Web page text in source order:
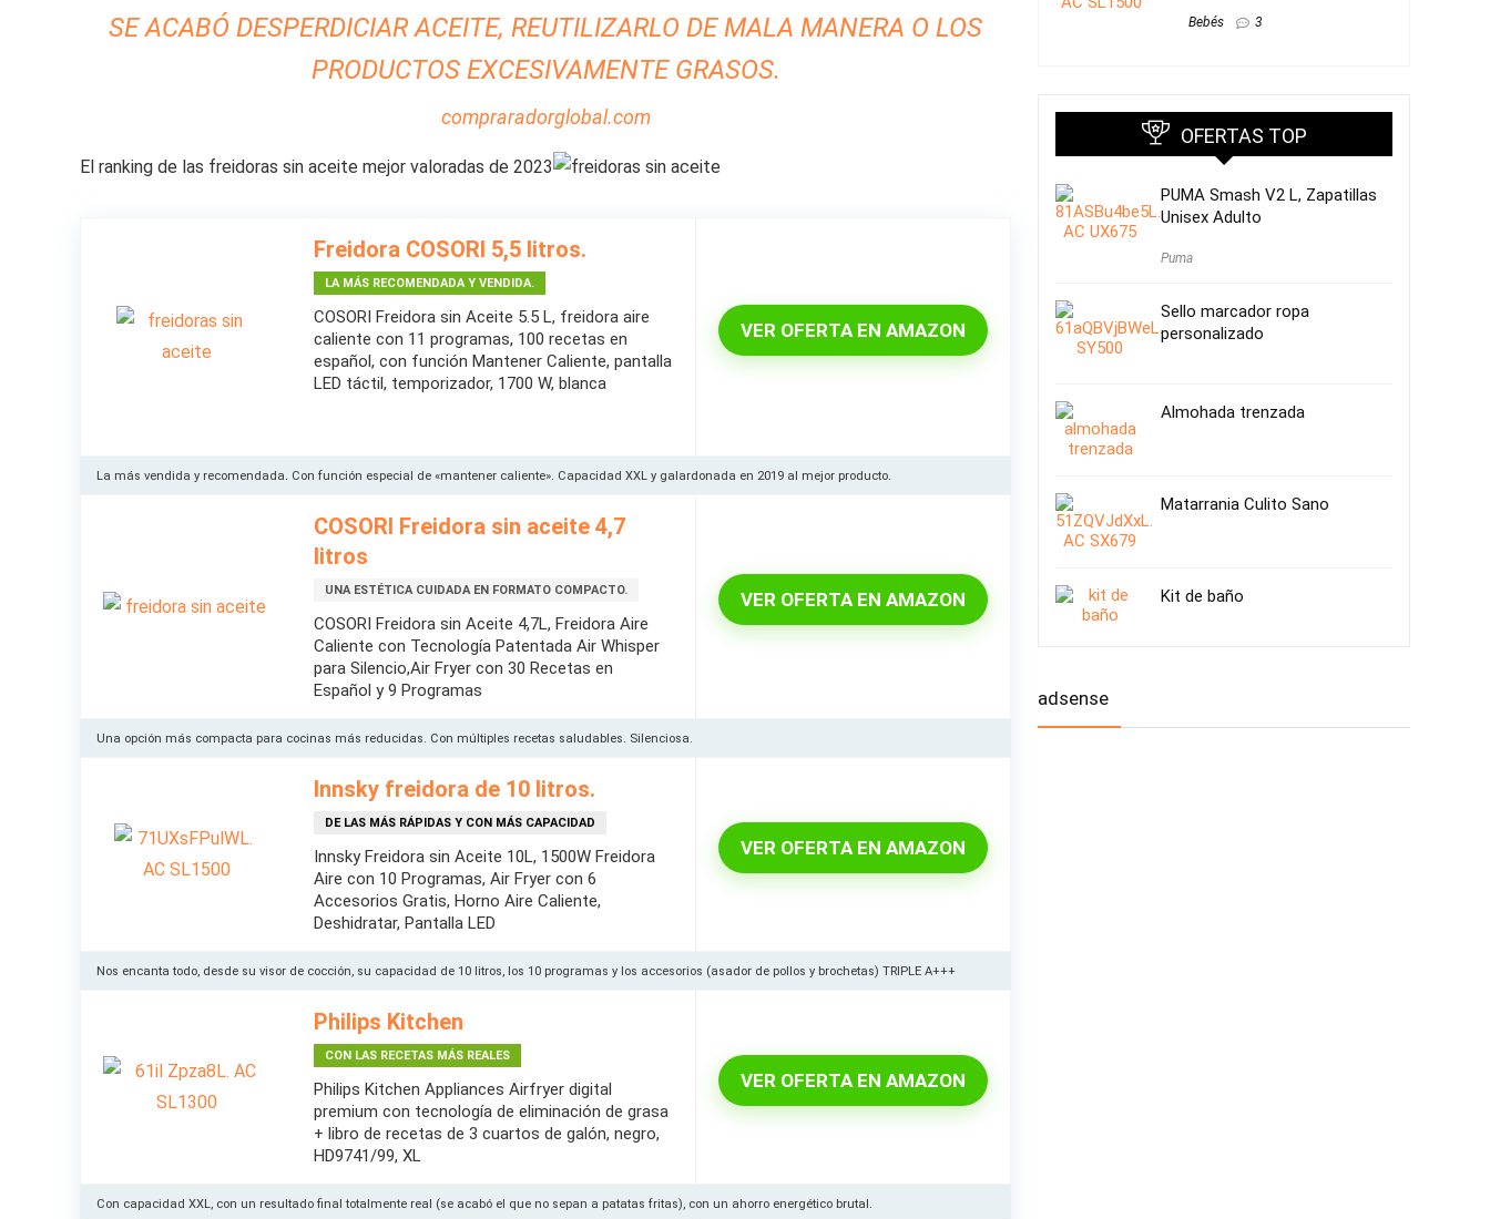
SE ACABÓ DESPERDICIAR ACEITE, REUTILIZARLO DE MALA MANERA O LOS
PRODUCTOS EXCESIVAMENTE GRASOS.
compraradorglobal.com
El ranking de las freidoras sin aceite mejor valoradas de 2023
Freidora COSORI 5,5 litros.
LA MÁS RECOMENDADA Y VENDIDA.
COSORI Freidora sin Aceite 5.5 L, freidora aire
caliente con 11 programas, 100 recetas en
español, con función Mantener Caliente, pantalla
LED táctil, temporizador, 1700 W, blanca
VER OFERTA EN AMAZON
La más vendida y recomendada. Con función especial de «mantener caliente». Capacidad XXL y galardonada en 2019 al mejor producto.
COSORI Freidora sin aceite 4,7
litros
UNA ESTÉTICA CUIDADA EN FORMATO COMPACTO.
COSORI Freidora sin Aceite 4,7L, Freidora Aire
Caliente con Tecnología Patentada Air Whisper
para Silencio,Air Fryer con 30 Recetas en
Español y 9 Programas
VER OFERTA EN AMAZON
Una opción más compacta para cocinas más reducidas. Con múltiples recetas saludables. Silenciosa.
Innsky freidora de 10 litros.
DE LAS MÁS RÁPIDAS Y CON MÁS CAPACIDAD
Innsky Freidora sin Aceite 10L, 1500W Freidora
Aire con 10 Programas, Air Fryer con 6
Accesorios Gratis, Horno Aire Caliente,
Deshidratar, Pantalla LED
VER OFERTA EN AMAZON
Nos encanta todo, desde su visor de cocción, su capacidad de 10 litros, los 10 programas y los accesorios (asador de pollos y brochetas) TRIPLE A+++
Philips Kitchen
CON LAS RECETAS MÁS REALES
Philips Kitchen Appliances Airfryer digital
premium con tecnología de eliminación de grasa
+ libro de recetas de 3 cuartos de galón, negro,
HD9741/99, XL
VER OFERTA EN AMAZON
Con capacidad XXL, con un resultado final totalmente real (se acabó el que no sepan a patatas fritas), con un ahorro energético brutal.
Bebés 3
OFERTAS TOP
PUMA Smash V2 L, Zapatillas
Unisex Adulto
Puma
Sello marcador ropa
personalizado
Almohada trenzada
Matarrania Culito Sano
Kit de baño
adsense